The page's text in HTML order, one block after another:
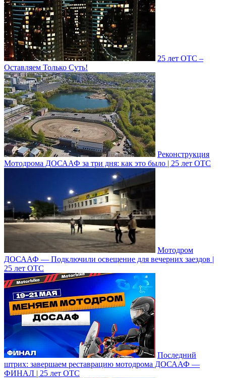
25 лет ОТС –
Оставляем Только Суть!
Реконструкция
Мотодрома ДОСААФ за три дня: как это было | 25 лет ОТС
Мотодром
ДОСААФ — Подключили освещение для вечерних заездов |
25 лет ОТС
Последний
штрих: завершаем реставрацию мотодрома ДОСААФ —
ФИНАЛ | 25 лет ОТС